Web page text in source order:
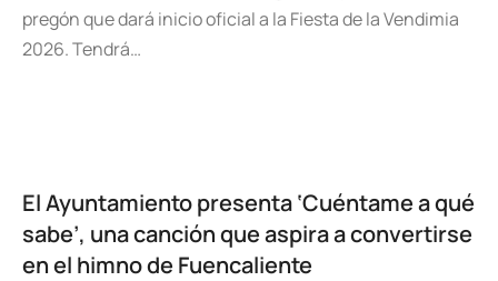
pregón que dará inicio oficial a la Fiesta de la Vendimia
2026. Tendrá…
El Ayuntamiento presenta ‘Cuéntame a qué
sabe’, una canción que aspira a convertirse
en el himno de Fuencaliente